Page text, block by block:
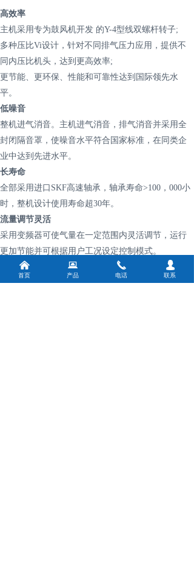
高效率
主机采用专为鼓风机开发 的Y-4型线双螺杆转子;
多种压比Vi设计，针对不同排气压力应用，提供不
同内压比机头，达到更高效率;
更节能、更环保、性能和可靠性达到国际领先水
平。
低噪音
整机进气消音。主机进气消音，排气消音并采用全
封闭隔音罩，使噪音水平符合国家标准，在同类企
业中达到先进水平。
长寿命
全部采用进口SKF高速轴承，轴承寿命>100，000小
时，整机设计使用寿命超30年。
流量调节灵活
采用变频器可使气量在一定范围内灵活调节，运行
更加节能并可根据用户工况设定控制模式。
含氧量控制
可根据需要的含氧量实现变频控制，调节气量。
낀
首页
뀵
产品
끅
电话
넙
联系